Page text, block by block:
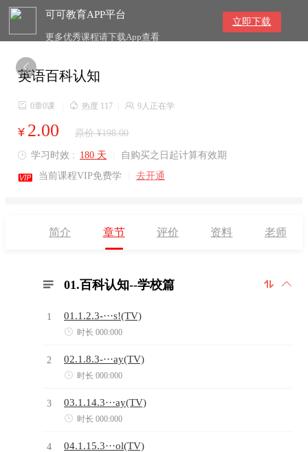
可可教育APP平台
更多优秀课程请下载App查看
立即下载

英语百科认知
 0章0课  热度 117  9人正在学
¥ 2.00 原价 ¥198.00
 学习时效 : 180 天 自购买之日起计算有效期
 当前课程VIP免费学 去开通
简介 章节 评价 资料 老师
 
 01.百科认知--学校篇
1 01.1.2.3-···s!(TV)
 时长 000:000
2 02.1.8.3-···ay(TV)
 时长 000:000
3 03.1.14.3···ay(TV)
 时长 000:000
4 04.1.15.3···ol(TV)